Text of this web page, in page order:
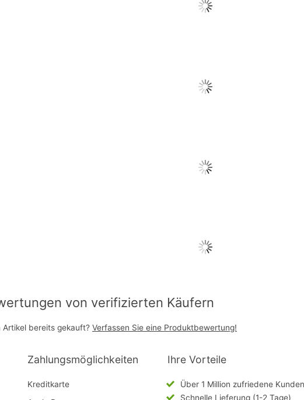
von verifizierten Käufern
Artikel bereits gekauft? Verfassen Sie eine Produktbewertung!
Zahlungsmöglichkeiten
Kreditkarte
Ihre Vorteile
Über 1 Million zufriedene Kunden
Schnelle Lieferung (1-2 Tage)